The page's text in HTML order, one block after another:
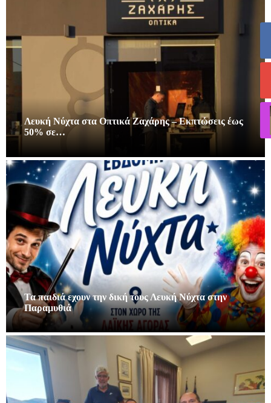
Λευκή Νύχτα στα Οπτικά Ζαχάρης – Εκπτώσεις έως
50% σε…
Τα παιδιά εχουν την δική τους Λευκή Νύχτα στην
Παραμυθιά